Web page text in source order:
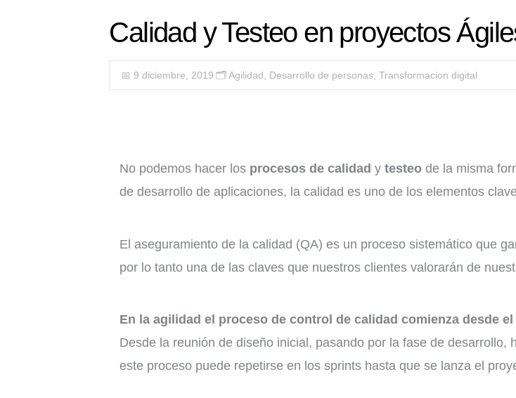
Calidad y Testeo en proyectos
📅 9 diciembre, 2019 🗂️ Agilidad Desarrollo de personas, Transformacion digital
No podemos hacer los procesos de calidad ytesteo de la misma
de desarrollo de aplicaciones, la calidad es uno de los elementos
El aseguramiento de la calidad (QA) es un proceso sistemático que
por lo tanto una de las claves que nuestros clientes valorarán de
En la agilidad el proceso de control de calidad comienza desde
Desde la reunión de diseño inicial, pasando por la fase de
este proceso puede repetirse en los sprints hasta que se lanza el